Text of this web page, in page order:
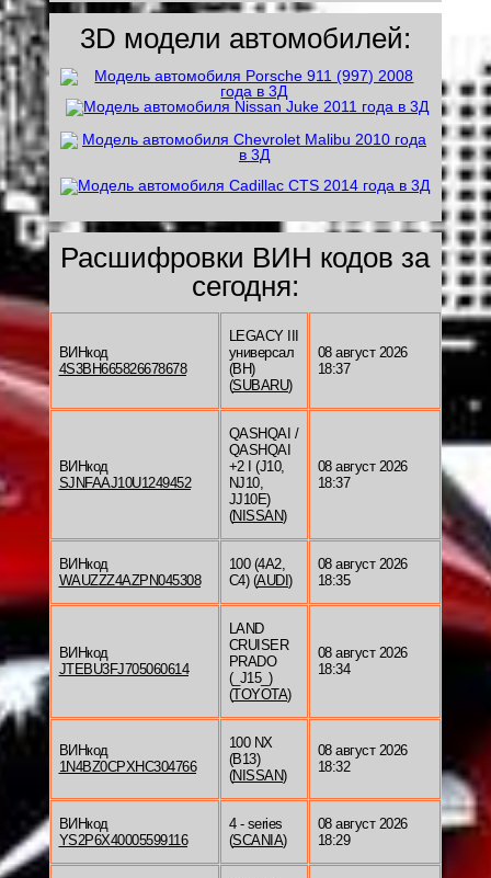
3D модели автомобилей:
Расшифровки ВИН кодов за
сегодня:
ВИНкод
4S3BH665826678678
LEGACY III
универсал
(BH)
(SUBARU)
08 август 2026
18:37
ВИНкод
SJNFAAJ10U1249452
QASHQAI /
QASHQAI
+2 I (J10,
NJ10,
JJ10E)
(NISSAN)
08 август 2026
18:37
ВИНкод
WAUZZZ4AZPN045308
100 (4A2,
C4) (AUDI )
08 август 2026
18:35
ВИНкод
JTEBU3FJ705060614
LAND
CRUISER
PRADO
(_J15_)
(TOYOTA)
08 август 2026
18:34
ВИНкод
1N4BZ0CPXHC304766
100 NX
(B13)
(NISSAN)
08 август 2026
18:32
ВИНкод
YS2P6X40005599116
4 - series
(SCANIA)
08 август 2026
18:29